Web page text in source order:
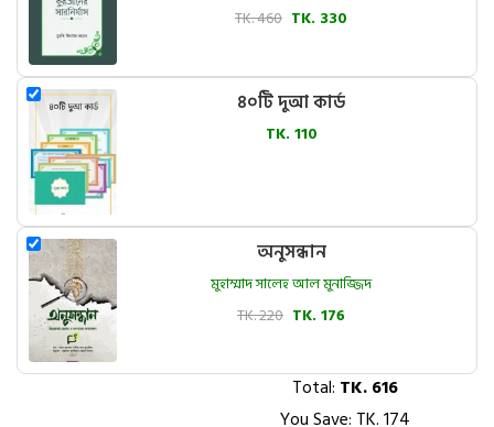
TK. 460 TK. 330
৪০টি দুআ কার্ড
TK. 110
অনুসন্ধান
মুহাম্মাদ সালেহ আল মুনাজ্জিদ
TK. 220 TK. 176
Total: TK.616
You Save: TK.174